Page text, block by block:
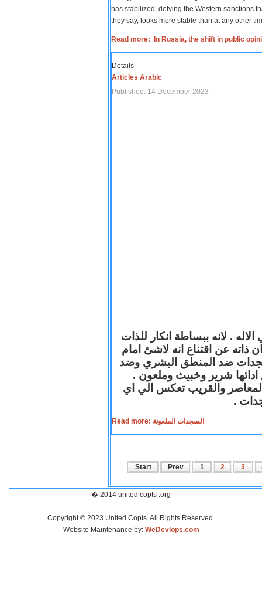
has stabilized, defying the Western sanctions
they say, looks more stable than at any other
Read more: In Russia, the shift in public
Details
Articles Arabic
Published: 14 December 2023
. لانه ببساطة انكار للذات
ذاته عن اقتناع انه لاشئ امام
ضد المنطق البشري وضد
ادائها شرير وخبيث وملعون .
المعاصر والقريب تعكس الي اي
.
Read more: السجدات الملعونة
Start Prev 1 2 3
� 2014 united copts .org
Copyright © 2023 United Copts. All Rights Reserved.
Website Maintenance by: WeDevlops.com